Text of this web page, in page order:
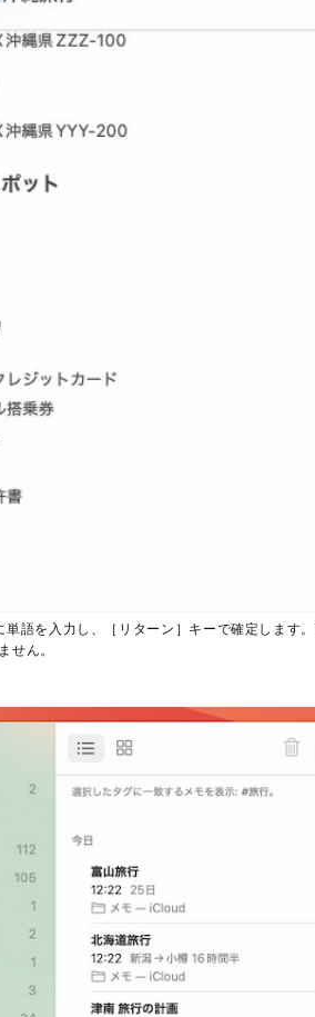
語を入力し、［リターン］キーで確定します
せん。